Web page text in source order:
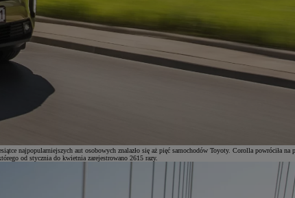
najpopularniejszych aut osobowych znalazło się aż pięć samochodów Toyoty. Corolla powróciła
od stycznia do kwietnia zarejestrowano 2615 razy.